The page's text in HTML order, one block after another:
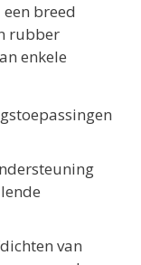
breed
rubber
enkele
van